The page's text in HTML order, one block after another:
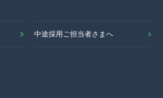
中途採用ご担当者さまへ